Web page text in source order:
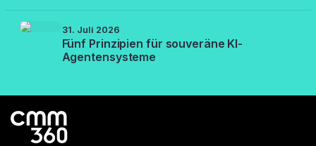
31. Juli 2026
Fünf Prinzipien für souveräne KI-
Agentensysteme